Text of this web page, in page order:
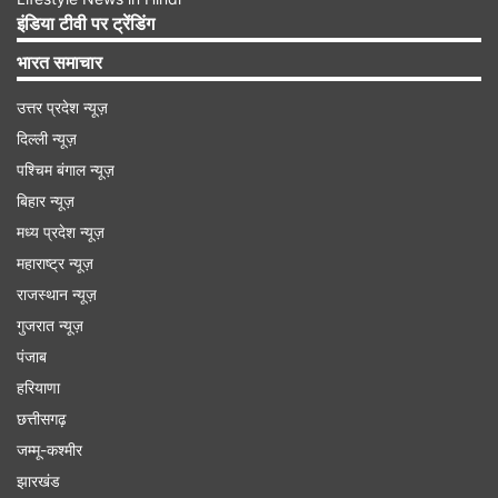
है। माल्या के वकील ने शीर्ष अदालत में यह भी कहा कि उनके
मुवक्किल पर बकाया राशि 6,203 करोड़ रुपए है लेकिन
उन्होंने इसके बदले में जो कीमत बैंकों को देने की बात कही है
वह 14 हजार करोड़ रुपए है, जबकि धन की उगाही केवल
430 करोड़ रुपए की ही हो पाई है।
इंडिया टीवी पर ट्रेंडिंग
भारत समाचार
उत्तर प्रदेश न्यूज़
दिल्ली न्यूज़
पश्चिम बंगाल न्यूज़
बिहार न्यूज़
मध्य प्रदेश न्यूज़
महाराष्ट्र न्यूज़
राजस्थान न्यूज़
गुजरात न्यूज़
पंजाब
हरियाणा
छत्तीसगढ़
जम्मू-कश्मीर
झारखंड